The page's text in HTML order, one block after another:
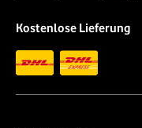
Kostenlose Lieferung